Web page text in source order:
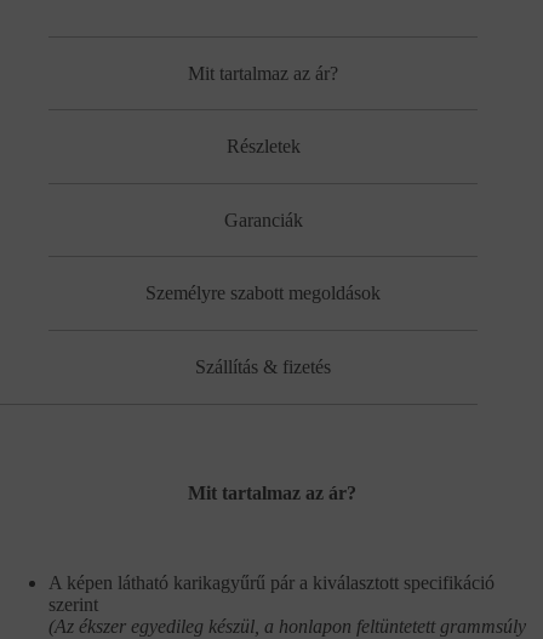
Mit tartalmaz az ár?
Részletek
Garanciák
Személyre szabott megoldások
Szállítás & fizetés
Mit tartalmaz az ár?
A képen látható karikagyűrű pár a kiválasztott specifikáció
szerint
(Az ékszer egyedileg készül, a honlapon feltüntetett grammsúly